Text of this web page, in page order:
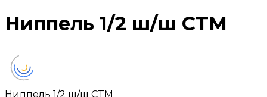
Ниппель 1/2 ш/ш CTM
Ниппель 1/2 ш/ш CTM